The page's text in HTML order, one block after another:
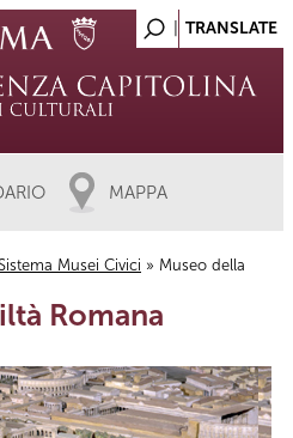
MAPPA
Musei Civici » Museo della
Romana